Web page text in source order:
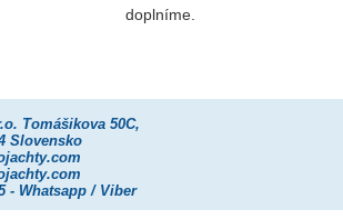
doplníme.
Tomášikova 50C,
Slovensko
- Whatsapp / Viber